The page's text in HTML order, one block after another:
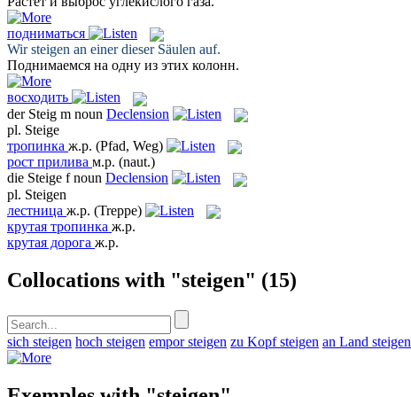
подниматься
Wirsteigen an einer dieser Säulen auf.
Поднимаемся на одну из этих колонн.
восходить
der Steig m noun Declension
pl. Steige
тропинка ж.р. (Pfad, Weg)
рост прилива м.р. (naut.)
die Steige f noun Declension
pl. Steigen
лестница ж.р. (Treppe)
крутая тропинка ж.р.
крутая дорога ж.р.
Collocations with "steigen" (15)
sich steigen hoch steigen empor steigen zu Kopf steigen an Land steigen